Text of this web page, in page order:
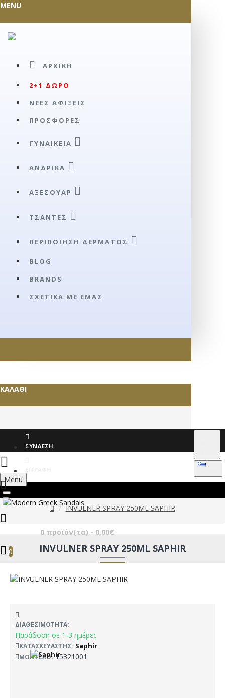
MENU
ΑΡΧΙΚΉ
2+1 ΔΩΡΟ
ΝΕΕΣ ΑΦΙΞΕΙΣ
ΠΡΟΣΦΟΡΕΣ
ΓΥΝΑΙΚΕΊΑ
ΑΝΔΡΙΚΆ
ΑΞΕΣΟΥΑΡ
ΤΣΆΝΤΕΣ
ΠΕΡΙΠΟΊΗΣΗ ΔΈΡΜΑΤΟΣ
BLOG
BRANDS
ΣΧΕΤΙΚΆ ΜΕ ΕΜΆΣ
ΚΑΛΆΘΙ
ΣΎΝΔΕΣΗ
Menu
0 προϊόν(τα) - 0,00€
0
INVULNER SPRAY 250ML SAPHIR
INVULNER SPRAY 250ML SAPHIR
ΔΙΑΘΕΣΙΜΌΤΗΤΑ:
Παράδοση σε 1-3 ημέρες
ΚΑΤΑΣΚΕΥΑΣΤΉΣ: Saphir
ΜΟΝΤΈΛΟ: 15321001